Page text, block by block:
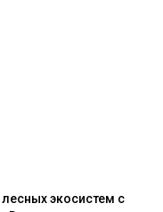
экосистем с